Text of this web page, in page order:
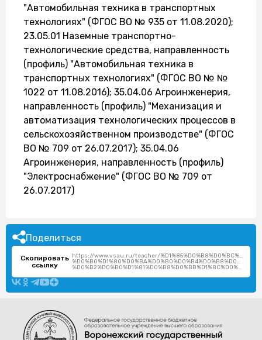
"Автомобильная техника в транспортных
технологиях" (ФГОС ВО № 935 от 11.08.2020);
23.05.01 Наземные транспортно-
технологические средства, направленность
(профиль) "Автомобильная техника в
транспортных технологиях" (ФГОС ВО № №
1022 от 11.08.2016); 35.04.06 Агроинженерия,
направленность (профиль) "Механизация и
автоматизация технологических процессов в
сельскохозяйственном производстве" (ФГОС
ВО № 709 от 26.07.2017); 35.04.06
Агроинженерия, направленность (профиль)
"Электроснабжение" (ФГОС ВО № 709 от
26.07.2017)
Поделиться
Скопировать
ссылку
https://www.vsau.ru/teacher/
%D0%B0%D1%80%D0%BA%D0%B0%D0%B4%D0%B8%D0%B9-
%D0%B2%D0%B0%D1%81%D0%B8%D0%BB%D1%8C%D0%B5%D0%B2%D0%B8%D1%87/